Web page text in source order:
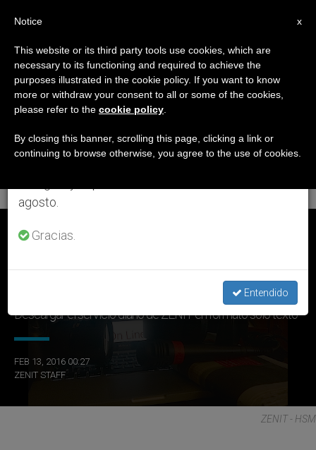
ETIQUETA
Posts Tagged ‘Viernes
12 De Febrero De
ÚLTIMAS NOTICIAS
Descargar el servicio diario de ZENIT en formato solo texto
FEB 13, 2016 00:27
ZENIT STAFF
ZENIT - HSM
×
Aviso importante
Del 27 de julio al 7 de agosto haremos la pausa
anual, aprovechando que en el periodo de verano
se generan menos informaciones y también el
agosto.
Gracias.
Entendido
x
Notice
This website or its third party tools use cookies, which are
necessary to its functioning and required to achieve the
purposes illustrated in the cookie policy. If you want to know
more or withdraw your consent to all or some of the cookies,
please refer to the cookie policy
By closing this banner, scrolling this page, clicking a link or
continuing to browse otherwise, you agree to the use of cookies.